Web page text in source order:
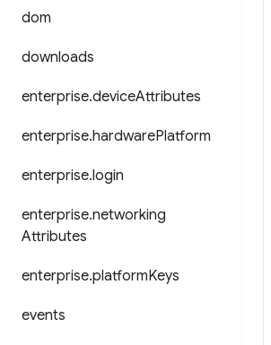
dom
downloads
enterprise.deviceAttributes
enterprise.hardwarePlatform
enterprise.login
enterprise.networking
Attributes
enterprise.platformKeys
events